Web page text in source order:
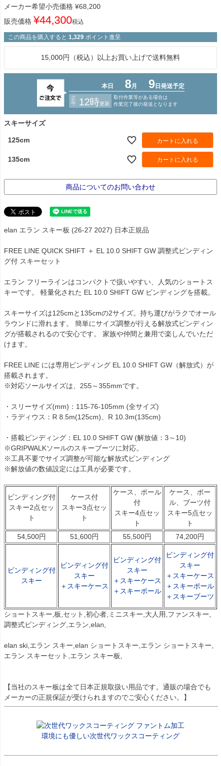
メーカー希望小売価格 ¥68,200
販売価格 ¥44,300税込
この商品を購入すると 1,329 ポイント進呈
15,000円（税込）以上お買い上げで送料無料
スキーサイズ
125cm カートに入れる
135cm カートに入れる
商品についてのお問い合わせ
elan エラン スキー板 (26-27 2027) 日本正規品
FREE LINE QUICK SHIFT ＋ EL 10.0 SHIFT GW 調整式ビンディン
グ付 スキーセット
エラン フリーラインはコンパクトで扱いやすい、人気のショートス
キーです。 軽量化された EL 10.0 SHIFT GW ビンディングを搭載。
スキーサイズは125cmと135cmの2サイズ。持ち運びがラクでオール
ラウンドに滑れます。 簡単にサイズ調整が行える解放式ビンディン
グが搭載されるので安心です。 家族や仲間と兼用で楽しんでいただ
けます。
FREE LINE には専用ビンディング EL 10.0 SHIFT GW（解放式）が
搭載されます。
※対応ソールサイズは、255～355mmです。
・スリーサイズ(mm)：115-76-105mm (全サイズ)
・ラディウス：R 8.5m(125cm)、R 10.3m(135cm)
・搭載ビンディング：EL 10.0 SHIFT GW (解放値：3～10)
※GRIPWALKソールのスキーブーツに対応。
※工具不要でサイズ調整が可能な解放式ビンディング
※解放値の数値設定には工具が必要です。
ビンディング付
スキー2点セッ
ト
ケース付
スキー3点セッ
ト
ケース、ポール
付
スキー4点セッ
ト
ケース、ポー
ル、ブーツ付
スキー5点セッ
ト
54,500円
51,600円 55,500円 74,200円
ビンディング付
スキー
ビンディング付
スキー
＋スキーケース
ビンディング付
スキー
＋スキーケース
＋スキーポール
ビンディング付
スキー
＋スキーケース
＋スキーポール
＋スキーブーツ
ショートスキー,板,セット,初心者,ミニスキー,大人用,ファンスキー,
調整式ビンディング,エラン,elan,
elan ski,エラン スキー,elan ショートスキー,エラン ショートスキー,
エラン スキーセット,エラン スキー板,
【当社のスキー板は全て日本正規取扱い用品です。通販の場合でも
メーカーの正規保証が受けられますのでご安心ください。】
環境にも優しい次世代ワックスコーティング